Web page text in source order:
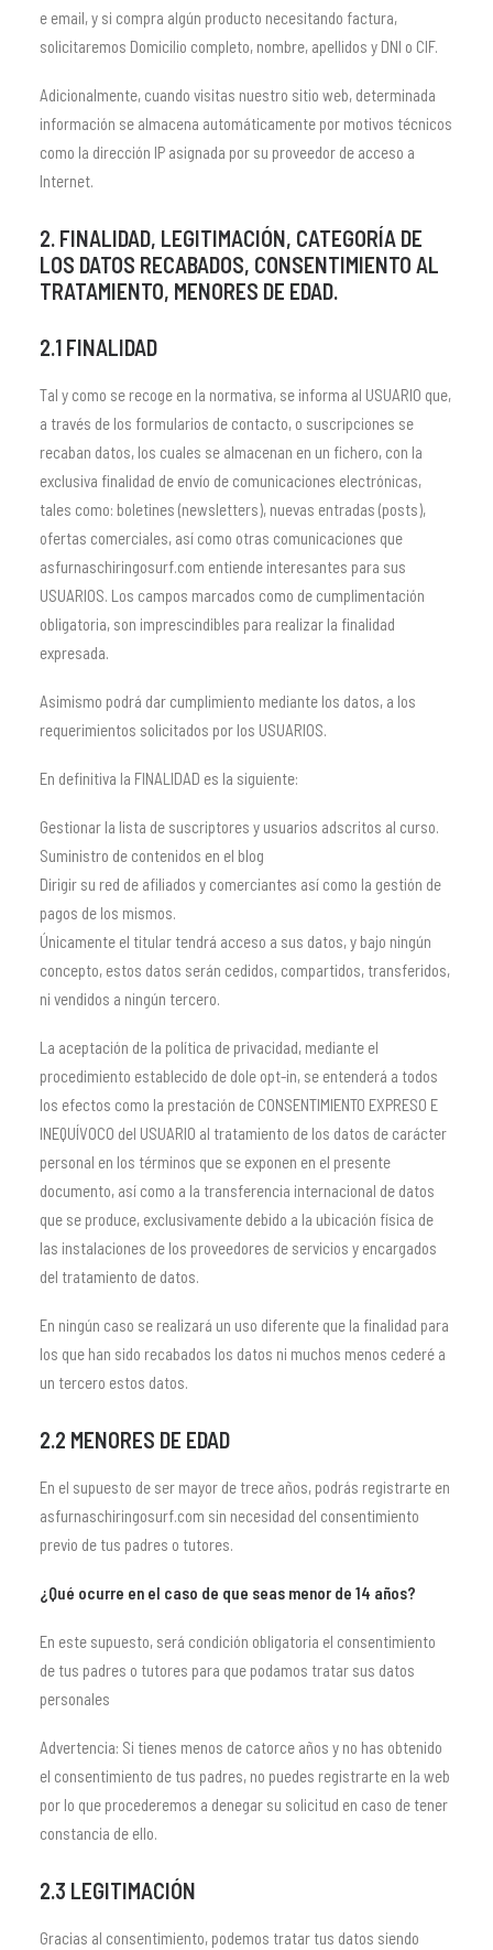
e email, y si compra algún producto necesitando factura,
solicitaremos Domicilio completo, nombre, apellidos y DNI o CIF.
Adicionalmente, cuando visitas nuestro sitio web, determinada
información se almacena automáticamente por motivos técnicos
como la dirección IP asignada por su proveedor de acceso a
Internet.
2. FINALIDAD, LEGITIMACIÓN, CATEGORÍA DE
LOS DATOS RECABADOS, CONSENTIMIENTO AL
TRATAMIENTO, MENORES DE EDAD.
2.1 FINALIDAD
Tal y como se recoge en la normativa, se informa al USUARIO que,
a través de los formularios de contacto, o suscripciones se
recaban datos, los cuales se almacenan en un fichero, con la
exclusiva finalidad de envío de comunicaciones electrónicas,
tales como: boletines (newsletters), nuevas entradas (posts),
ofertas comerciales, así como otras comunicaciones que
asfurnaschiringosurf.com entiende interesantes para sus
USUARIOS. Los campos marcados como de cumplimentación
obligatoria, son imprescindibles para realizar la finalidad
expresada.
Asimismo podrá dar cumplimiento mediante los datos, a los
requerimientos solicitados por los USUARIOS.
En definitiva la FINALIDAD es la siguiente:
Gestionar la lista de suscriptores y usuarios adscritos al curso.
Suministro de contenidos en el blog
Dirigir su red de afiliados y comerciantes así como la gestión de
pagos de los mismos.
Únicamente el titular tendrá acceso a sus datos, y bajo ningún
concepto, estos datos serán cedidos, compartidos, transferidos,
ni vendidos a ningún tercero.
La aceptación de la política de privacidad, mediante el
procedimiento establecido de dole opt-in, se entenderá a todos
los efectos como la prestación de CONSENTIMIENTO EXPRESO E
INEQUÍVOCO del USUARIO al tratamiento de los datos de carácter
personal en los términos que se exponen en el presente
documento, así como a la transferencia internacional de datos
que se produce, exclusivamente debido a la ubicación física de
las instalaciones de los proveedores de servicios y encargados
del tratamiento de datos.
En ningún caso se realizará un uso diferente que la finalidad para
los que han sido recabados los datos ni muchos menos cederé a
un tercero estos datos.
2.2 MENORES DE EDAD
En el supuesto de ser mayor de trece años, podrás registrarte en
asfurnaschiringosurf.com sin necesidad del consentimiento
previo de tus padres o tutores.
¿Qué ocurre en el caso de que seas menor de 14 años?
En este supuesto, será condición obligatoria el consentimiento
de tus padres o tutores para que podamos tratar sus datos
personales
Advertencia: Si tienes menos de catorce años y no has obtenido
el consentimiento de tus padres, no puedes registrarte en la web
por lo que procederemos a denegar su solicitud en caso de tener
constancia de ello.
2.3 LEGITIMACIÓN
Gracias al consentimiento, podemos tratar tus datos siendo